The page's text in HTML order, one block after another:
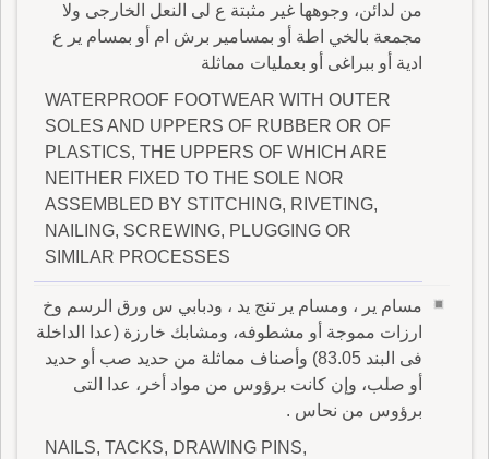
من لدائن، وجوهها غير مثبتة ع لى النعل الخارجى ولا
مجمعة بالخي اطة أو بمسامير برش ام أو بمسام ير ع
ادية أو ببراغى أو بعمليات مماثلة
WATERPROOF FOOTWEAR WITH OUTER
SOLES AND UPPERS OF RUBBER OR OF
PLASTICS, THE UPPERS OF WHICH ARE
NEITHER FIXED TO THE SOLE NOR
ASSEMBLED BY STITCHING, RIVETING,
NAILING, SCREWING, PLUGGING OR
SIMILAR PROCESSES
مسام ير ، ومسام ير تنج يد ، ودبابي س ورق الرسم وخ
ارزات مموجة أو مشطوفه، ومشابك خارزة (عدا الداخلة
فى البند 83.05) وأصناف مماثلة من حديد صب أو حديد
أو صلب، وإن كانت برؤوس من مواد أخر، عدا التى
برؤوس من نحاس .
NAILS, TACKS, DRAWING PINS,